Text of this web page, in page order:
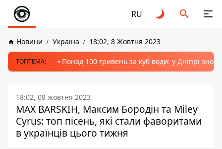
RU
Новини Україна 18:02, 8 Жовтня 2023
ТОПТЕМА: Понад 100 гривень за куб води: у Дніпрі
18:02, 08 жовтня 2023
MAX BARSKIH, Максим Бородін та Miley
Cyrus: топ пісень, які стали фаворитами
в українців цього тижня